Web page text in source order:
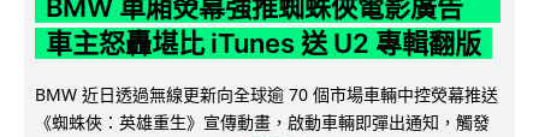
BMW 車廂熒幕強推蜘蛛俠電影廣告
車主怒轟堪比 iTunes 送 U2 專輯翻版
BMW 近日透過無線更新向全球逾 70 個市場車輛中控熒幕推送
《蜘蛛俠：英雄重生》宣傳動畫，啟動車輛即彈出通知，觸發